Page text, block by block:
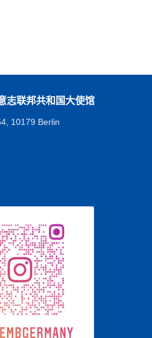
志联邦共和国大使馆
10179 Berlin